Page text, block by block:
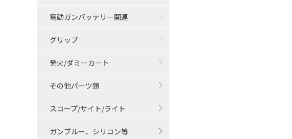
電動ガンバッテリー関連
グリップ
発火/ダミーカート
その他パーツ類
スコープ/サイト/ライト
ガンブルー、シリコン等